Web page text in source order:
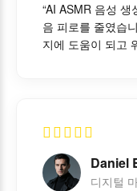
“AI ASMR 음성
음 피로를 줄였습
지에 도움이 되고
Daniel
디지털